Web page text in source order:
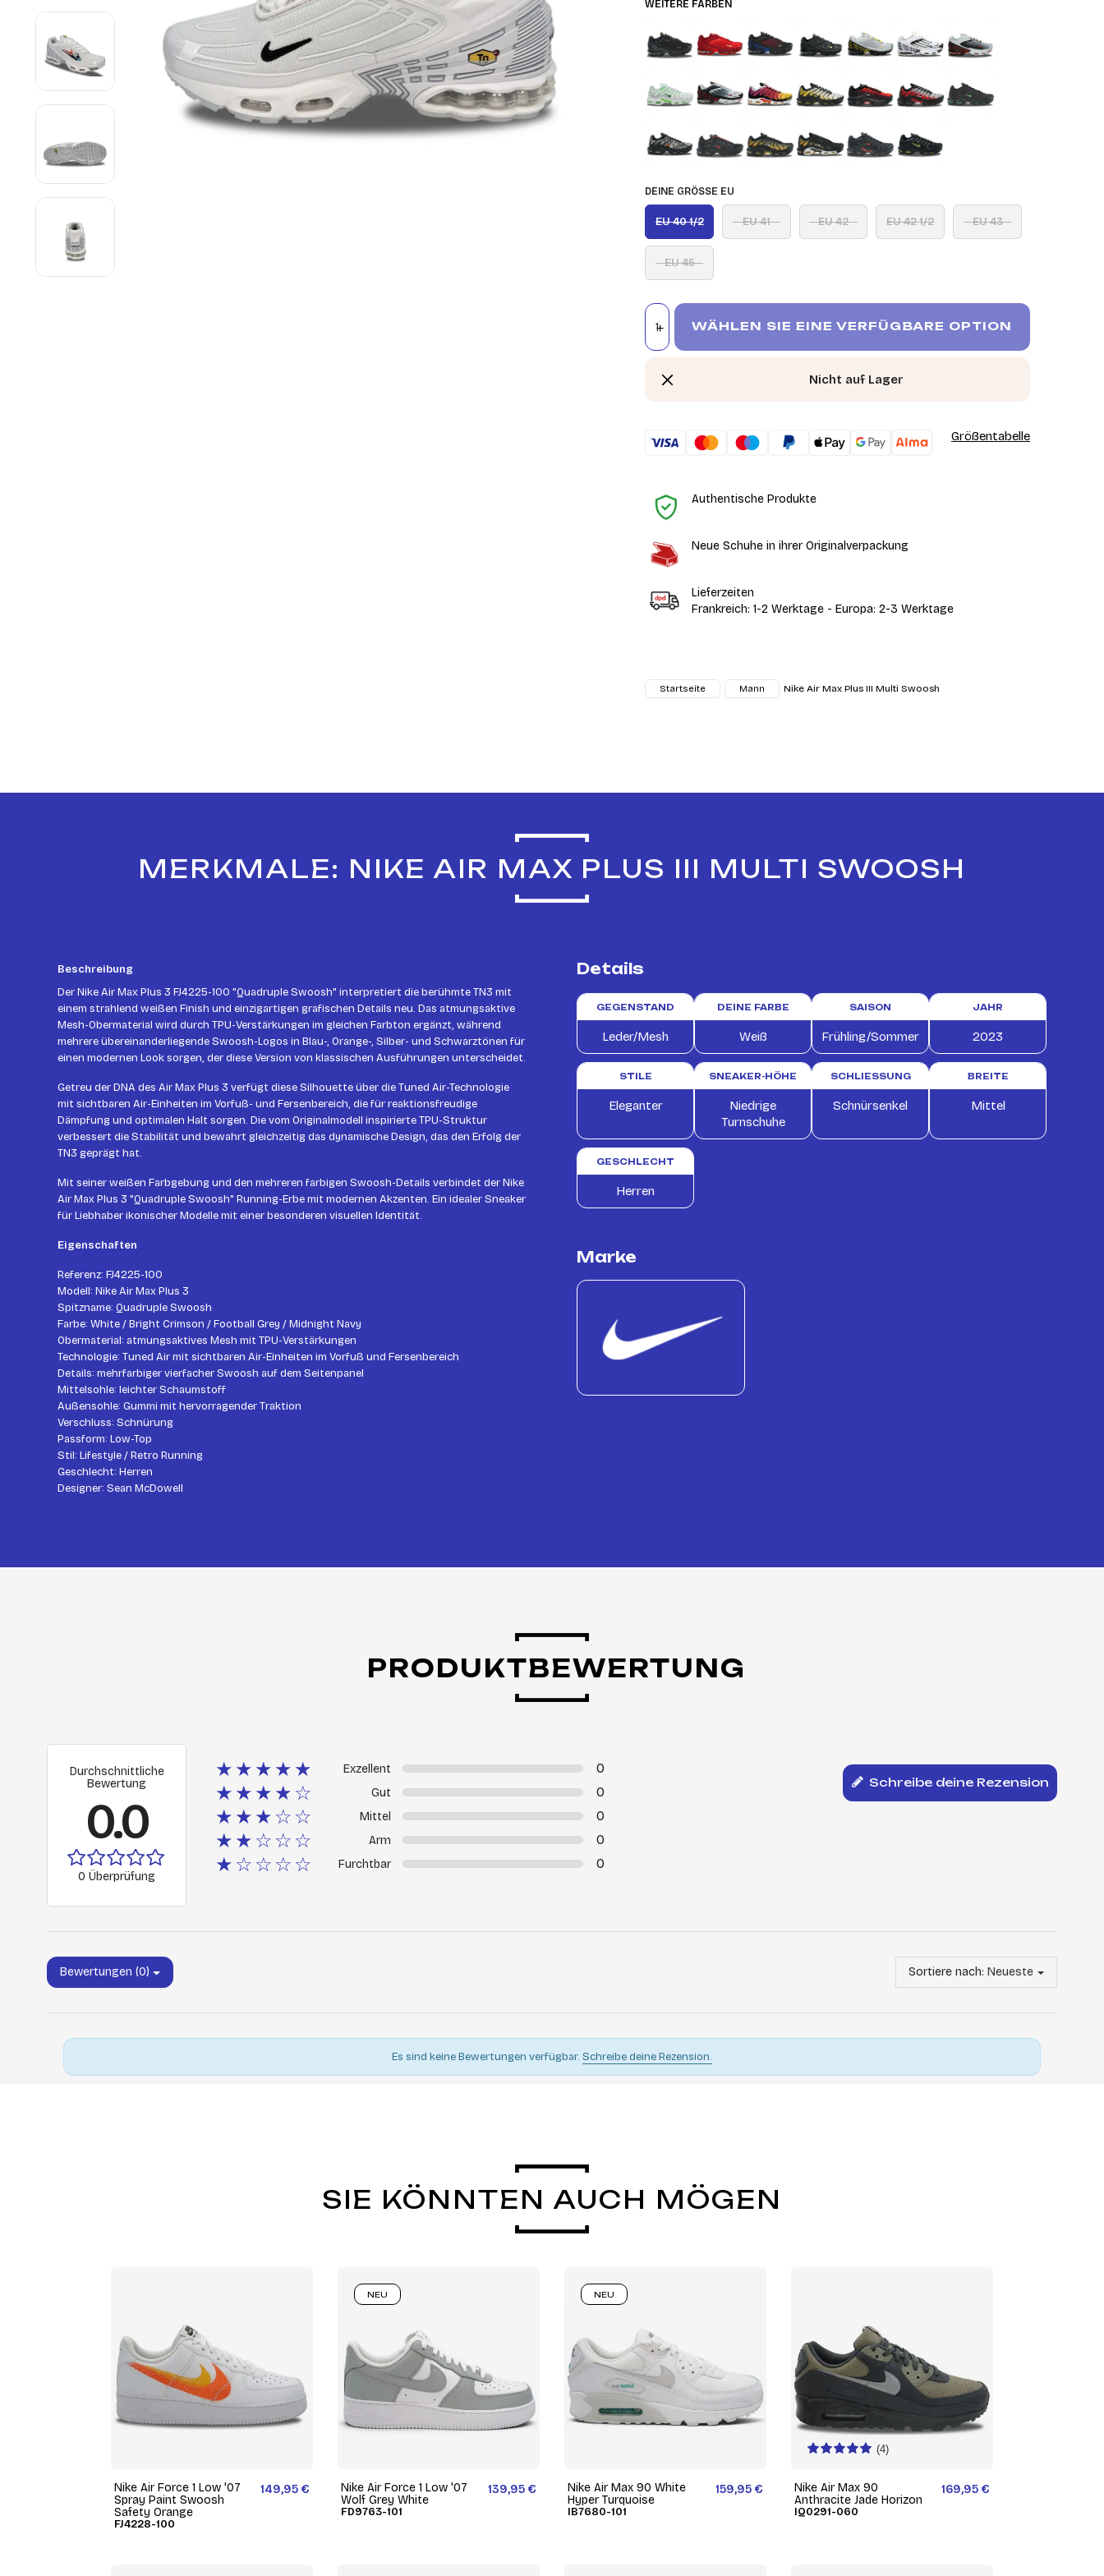
WEITERE FARBEN
DEINE GRÖSSE EU
EU 40 1/2 EU 41 EU 42 EU 42 1/2 EU 43
EU 45
WÄHLEN SIE EINE VERFÜGBARE OPTION
Nicht auf Lager
Größentabelle
Authentische Produkte
Neue Schuhe in ihrer Originalverpackung
Lieferzeiten
Frankreich: 1-2 Werktage - Europa: 2-3 Werktage
Startseite Mann Nike Air Max Plus III Multi Swoosh
MERKMALE: NIKE AIR MAX PLUS III MULTI SWOOSH
Beschreibung
Der Nike Air Max Plus 3 FJ4225-100 "Quadruple Swoosh" interpretiert die berühmte TN3 mit
einem strahlend weißen Finish und einzigartigen grafischen Details neu. Das atmungsaktive
Mesh-Obermaterial wird durch TPU-Verstärkungen im gleichen Farbton ergänzt, während
mehrere übereinanderliegende Swoosh-Logos in Blau-, Orange-, Silber- und Schwarztönen für
einen modernen Look sorgen, der diese Version von klassischen Ausführungen unterscheidet.
Getreu der DNA des Air Max Plus 3 verfügt diese Silhouette über die Tuned Air-Technologie
mit sichtbaren Air-Einheiten im Vorfuß- und Fersenbereich, die für reaktionsfreudige
Dämpfung und optimalen Halt sorgen. Die vom Originalmodell inspirierte TPU-Struktur
verbessert die Stabilität und bewahrt gleichzeitig das dynamische Design, das den Erfolg der
TN3 geprägt hat.
Mit seiner weißen Farbgebung und den mehreren farbigen Swoosh-Details verbindet der Nike
Air Max Plus 3 "Quadruple Swoosh" Running-Erbe mit modernen Akzenten. Ein idealer Sneaker
für Liebhaber ikonischer Modelle mit einer besonderen visuellen Identität.
Eigenschaften
Referenz: FJ4225-100
Modell: Nike Air Max Plus 3
Spitzname: Quadruple Swoosh
Farbe: White / Bright Crimson / Football Grey / Midnight Navy
Obermaterial: atmungsaktives Mesh mit TPU-Verstärkungen
Technologie: Tuned Air mit sichtbaren Air-Einheiten im Vorfuß und Fersenbereich
Details: mehrfarbiger vierfacher Swoosh auf dem Seitenpanel
Mittelsohle: leichter Schaumstoff
Außensohle: Gummi mit hervorragender Traktion
Verschluss: Schnürung
Passform: Low-Top
Stil: Lifestyle / Retro Running
Geschlecht: Herren
Designer: Sean McDowell
Details
GEGENSTAND
Leder/Mesh
DEINE FARBE
Weiß
SAISON
Frühling/Sommer
JAHR
2023
STILE
Eleganter
SNEAKER-HÖHE
Niedrige
Turnschuhe
SCHLIESSUNG
Schnürsenkel
BREITE
Mittel
GESCHLECHT
Herren
Marke
PRODUKTBEWERTUNG
Durchschnittliche
Bewertung
0.0
0 Überprüfung
★★★★★ Exzellent 0
★★★★☆ Gut 0
★★★☆☆ Mittel 0
★★☆☆☆ Arm 0
★☆☆☆☆ Furchtbar 0
Schreibe deine Rezension
Bewertungen (0) Sortiere nach: Neueste
Es sind keine Bewertungen verfügbar. Schreibe deine Rezension.
SIE KÖNNTEN AUCH MÖGEN
Nike Air Force 1 Low '07
Spray Paint Swoosh
Safety Orange
FJ4228-100
149,95 €
Nike Air Force 1 Low '07
Wolf Grey White
FD9763-101
139,95 €
NEU
Nike Air Max 90 White
Hyper Turquoise
IB7680-101
159,95 €
NEU
(4)
Nike Air Max 90
Anthracite Jade Horizon
IQ0291-060
169,95 €